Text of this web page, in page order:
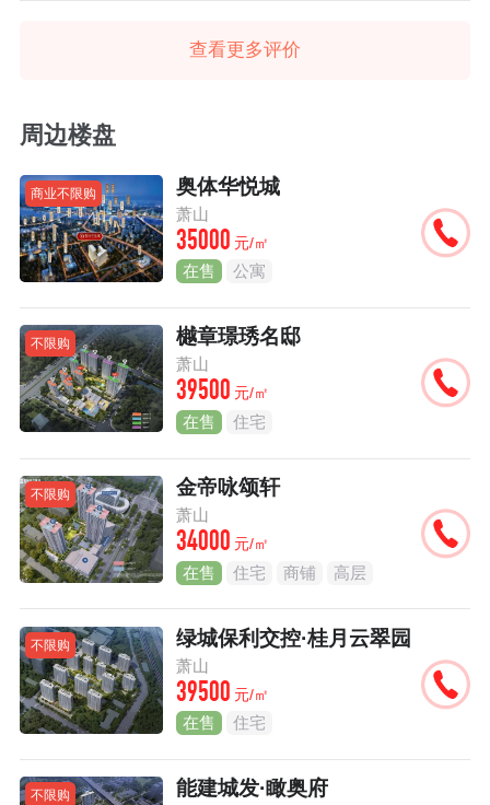
查看更多评价
周边楼盘
商业不限购 奥体华悦城
萧山
35000 元/㎡
在售 公寓
不限购 樾章璟琇名邸
萧山
39500 元/㎡
在售 住宅
不限购 金帝咏颂轩
萧山
34000 元/㎡
在售 住宅 商铺 高层
不限购 绿城保利交控·桂月云翠园
萧山
39500 元/㎡
在售 住宅
不限购 能建城发·瞰奥府